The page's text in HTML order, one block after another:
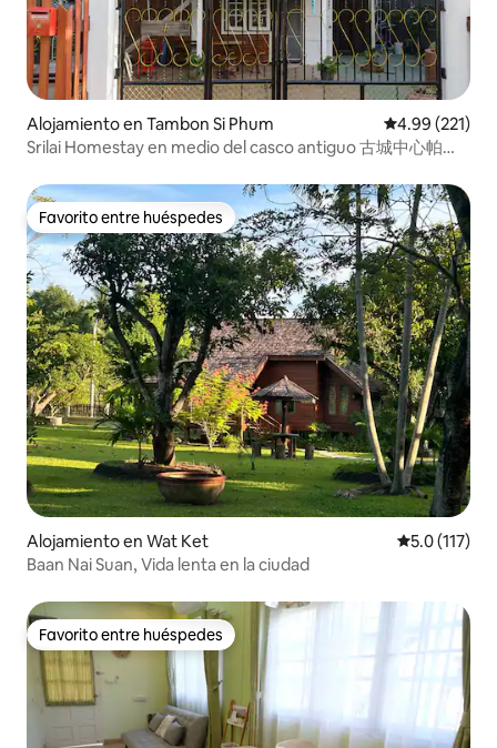
Alojamiento en Tambon Si Phum Calificación
4.99 (221)
Srilai Homestay en medio del casco antiguo 古城中心帕邢
Favorito entre huéspedes
Favorito entre huéspedes
Alojamiento en Wat Ket Calificación
5.0 (117)
Baan Nai Suan, Vida lenta en la ciudad
Favorito entre huéspedes
Favorito entre huéspedes